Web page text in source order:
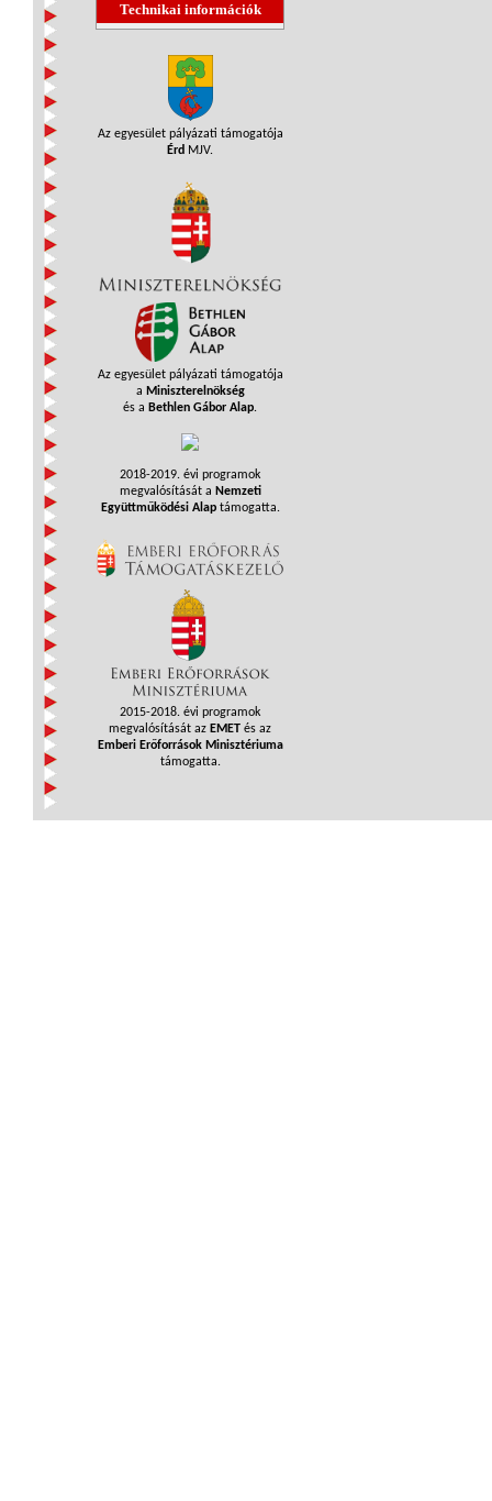
Technikai információk
Az egyesület pályázati támogatója
Érd MJV.
Az egyesület pályázati támogatója
a Miniszterelnökség
és a Bethlen Gábor Alap.
2018-2019. évi programok
megvalósítását a Nemzeti
Együttműködési Alaptámogatta.
2015-2018. évi programok
megvalósítását az EMET és az
Emberi Erőforrások Minisztériuma
támogatta.